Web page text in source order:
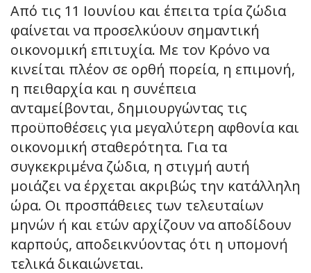
Από τις 11 Ιουνίου και έπειτα τρία ζώδια
φαίνεται να προσελκύουν σημαντική
οικονομική επιτυχία. Με τον Κρόνο να
κινείται πλέον σε ορθή πορεία, η επιμονή,
η πειθαρχία και η συνέπεια
ανταμείβονται, δημιουργώντας τις
προϋποθέσεις για μεγαλύτερη αφθονία και
οικονομική σταθερότητα. Για τα
συγκεκριμένα ζώδια, η στιγμή αυτή
μοιάζει να έρχεται ακριβώς την κατάλληλη
ώρα. Οι προσπάθειες των τελευταίων
μηνών ή και ετών αρχίζουν να αποδίδουν
καρπούς, αποδεικνύοντας ότι η υπομονή
τελικά δικαιώνεται.